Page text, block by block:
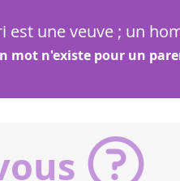
une veuve ; un
mot n'existe pour un